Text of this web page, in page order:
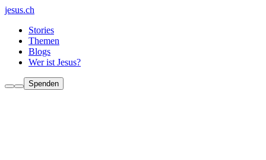
jesus.ch
Stories
Themen
Blogs
Wer ist Jesus?
Spenden